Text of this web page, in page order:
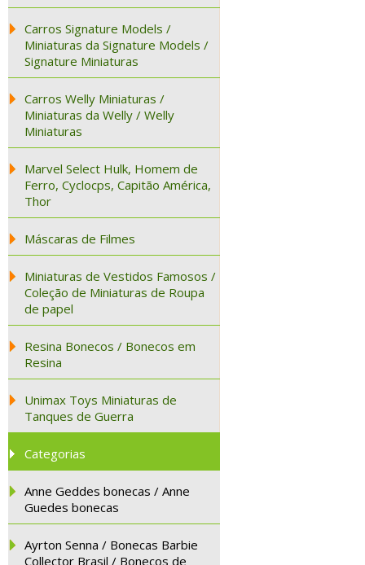
Carros Signature Models /
Miniaturas da Signature Models /
Signature Miniaturas
Carros Welly Miniaturas /
Miniaturas da Welly / Welly
Miniaturas
Marvel Select Hulk, Homem de
Ferro, Cyclocps, Capitão América,
Thor
Máscaras de Filmes
Miniaturas de Vestidos Famosos /
Coleção de Miniaturas de Roupa
de papel
Resina Bonecos / Bonecos em
Resina
Unimax Toys Miniaturas de
Tanques de Guerra
Categorias
Anne Geddes bonecas / Anne
Guedes bonecas
Ayrton Senna / Bonecas Barbie
Collector Brasil / Bonecos de